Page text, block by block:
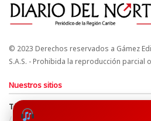
© 2023 Derechos reservados a Gámez
S.A.S. - Prohibida la reproducción parcial
Nuestros sitios
Términos y Condiciones
Derechos